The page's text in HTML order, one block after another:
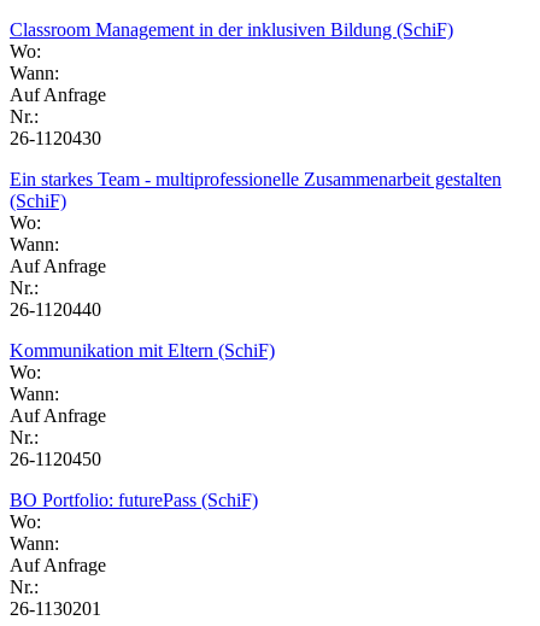
Classroom Management in der inklusiven Bildung (SchiF)
Wo:
Wann:
Auf Anfrage
Nr.:
26-1120430
Ein starkes Team - multiprofessionelle Zusammenarbeit gestalten
(SchiF)
Wo:
Wann:
Auf Anfrage
Nr.:
26-1120440
Kommunikation mit Eltern (SchiF)
Wo:
Wann:
Auf Anfrage
Nr.:
26-1120450
BO Portfolio: futurePass (SchiF)
Wo:
Wann:
Auf Anfrage
Nr.:
26-1130201